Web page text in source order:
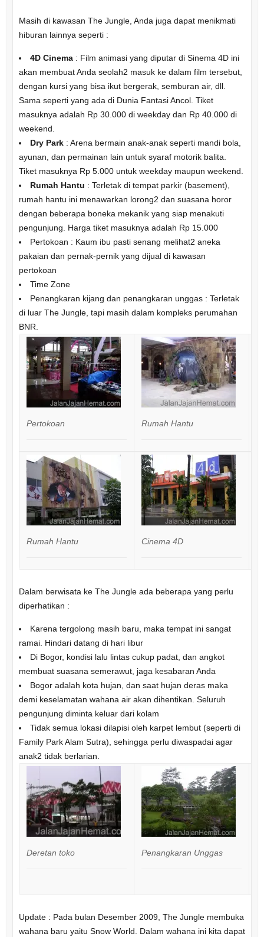
Masih di kawasan The Jungle, Anda juga dapat menikmati
hiburan lainnya seperti :
4D Cinema: Film animasi yang diputar di Sinema 4D ini
akan membuat Anda seolah2 masuk ke dalam film tersebut,
dengan kursi yang bisa ikut bergerak, semburan air, dll.
Sama seperti yang ada di Dunia Fantasi Ancol. Tiket
masuknya adalah Rp 30.000 di weekday dan Rp 40.000 di
weekend.
Dry Park: Arena bermain anak-anak seperti mandi bola,
ayunan, dan permainan lain untuk syaraf motorik balita.
Tiket masuknya Rp 5.000 untuk weekday maupun weekend.
Rumah Hantu : Terletak di tempat parkir (basement),
rumah hantu ini menawarkan lorong2 dan suasana horor
dengan beberapa boneka mekanik yang siap menakuti
pengunjung. Harga tiket masuknya adalah Rp 15.000
Pertokoan : Kaum ibu pasti senang melihat2 aneka
pakaian dan pernak-pernik yang dijual di kawasan
pertokoan
Time Zone
Penangkaran kijang dan penangkaran unggas : Terletak
di luar The Jungle, tapi masih dalam kompleks perumahan
BNR.
Pertokoan Rumah Hantu
Rumah Hantu Cinema 4D
Dalam berwisata ke The Jungle ada beberapa yang perlu
diperhatikan :
Karena tergolong masih baru, maka tempat ini sangat
ramai. Hindari datang di hari libur
Di Bogor, kondisi lalu lintas cukup padat, dan angkot
membuat suasana semerawut, jaga kesabaran Anda
Bogor adalah kota hujan, dan saat hujan deras maka
demi keselamatan wahana air akan dihentikan. Seluruh
pengunjung diminta keluar dari kolam
Tidak semua lokasi dilapisi oleh karpet lembut (seperti di
Family Park Alam Sutra), sehingga perlu diwaspadai agar
anak2 tidak berlarian.
Deretan toko Penangkaran Unggas
Update : Pada bulan Desember 2009, The Jungle membuka
wahana baru yaitu Snow World. Dalam wahana ini kita dapat